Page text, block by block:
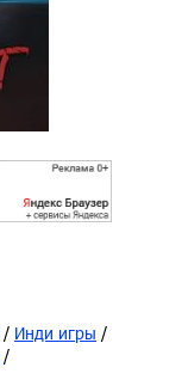
/ Инди игры /
/